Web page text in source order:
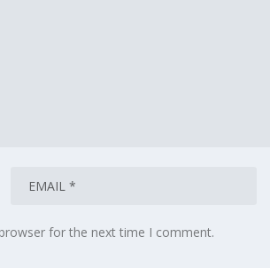
for the next time I comment.